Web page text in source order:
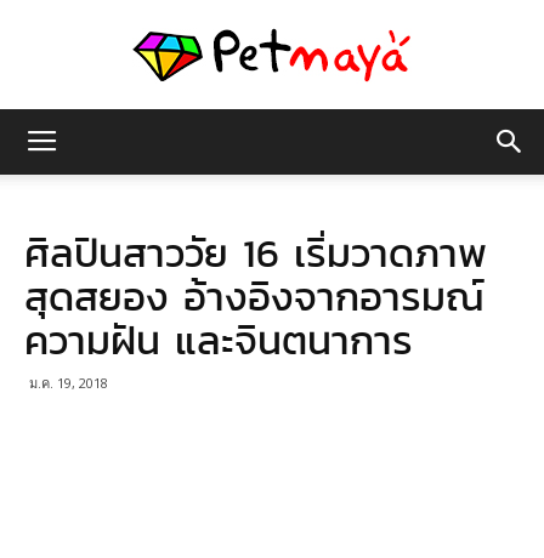
มายา
ศิลปินสาววัย 16 เริ่มวาดภาพ
สุดสยอง อ้างอิงจากอารมณ์
ความฝัน และจินตนาการ
ม.ค. 19, 2018